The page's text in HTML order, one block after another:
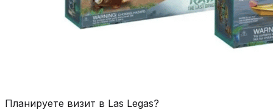
Планируете визит в Las Legas?